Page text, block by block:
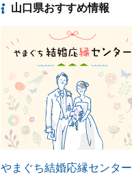
山口県おすすめ情報
やまぐち結婚応縁センター